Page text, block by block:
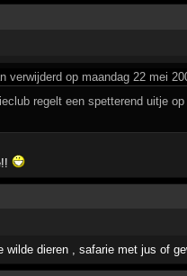
verwijderd op maandag 22 mei
regelt een spetterend uitje
wilde dieren , safarie met jus of